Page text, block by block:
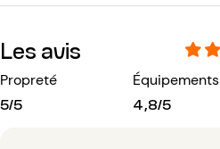
Les avis
Propreté
5/5
Équipements
4,8/5